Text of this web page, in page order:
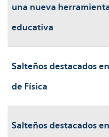
una nueva
educativa
Salteños destacados
de Física
Salteños destacados